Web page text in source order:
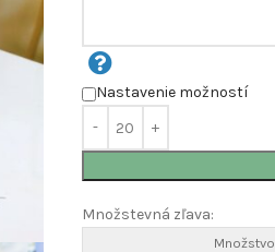
Nastavenie možností
Množstevná zľava:
Množstvo